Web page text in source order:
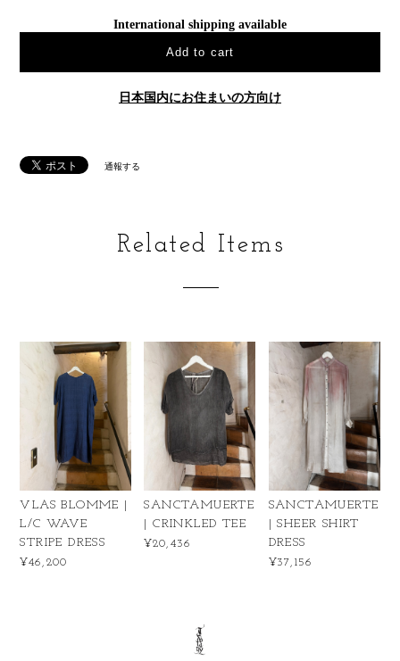
International shipping available
Add to cart
日本国内にお住まいの方向け
通報する
Related Items
VLAS BLOMME |
L/C WAVE
STRIPE DRESS
¥46,200
SANCTAMUERTE
| CRINKLED TEE
¥20,436
SANCTAMUERTE
| SHEER SHIRT
DRESS
¥37,156